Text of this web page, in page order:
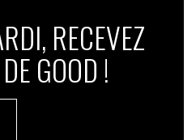
RECEVEZ
GOOD !